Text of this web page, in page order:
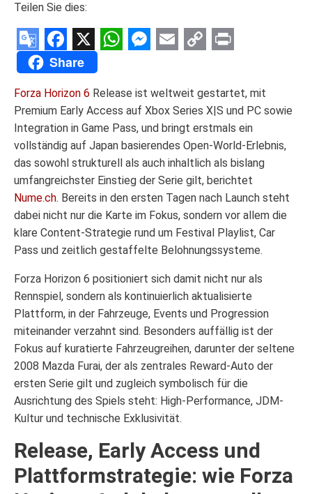
Teilen Sie dies:
Google
Translate
Facebook
X
Link
Share
Forza Horizon 6 Release ist weltweit gestartet, mit
Premium Early Access auf Xbox Series X|S und PC sowie
Integration in Game Pass, und bringt erstmals ein
vollständig auf Japan basierendes Open-World-Erlebnis,
das sowohl strukturell als auch inhaltlich als bislang
umfangreichster Einstieg der Serie gilt, berichtet
Nume.ch. Bereits in den ersten Tagen nach Launch steht
dabei nicht nur die Karte im Fokus, sondern vor allem die
klare Content-Strategie rund um Festival Playlist, Car
Pass und zeitlich gestaffelte Belohnungssysteme.
Forza Horizon 6 positioniert sich damit nicht nur als
Rennspiel, sondern als kontinuierlich aktualisierte
Plattform, in der Fahrzeuge, Events und Progression
miteinander verzahnt sind. Besonders auffällig ist der
Fokus auf kuratierte Fahrzeugreihen, darunter der seltene
2008 Mazda Furai, der als zentrales Reward-Auto der
ersten Serie gilt und zugleich symbolisch für die
Ausrichtung des Spiels steht: High-Performance, JDM-
Kultur und technische Exklusivität.
Release, Early Access und
Plattformstrategie: wie Forza